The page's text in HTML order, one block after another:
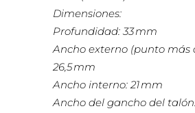
Dimensiones:
Profundidad: 33 mm
Ancho externo (punto más
26,5 mm
Ancho interno: 21 mm
Ancho del gancho del